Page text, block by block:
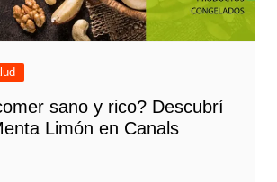
sano y rico? Descubrí
Limón en Canals